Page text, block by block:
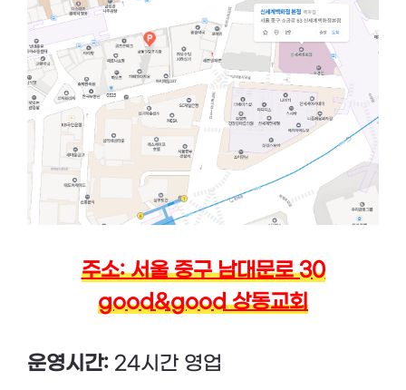
주소: 서울 중구 남대문로 30
good&good 상동교회
운영시간: 24시간 영업